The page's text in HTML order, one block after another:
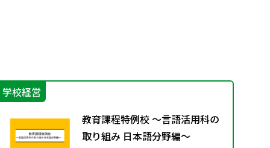
学校経営
教育課程特例校 ～言語活用科の
取り組み 日本語分野編～